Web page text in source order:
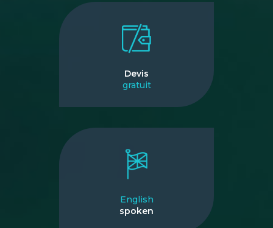
Devis
gratuit
English
spoken